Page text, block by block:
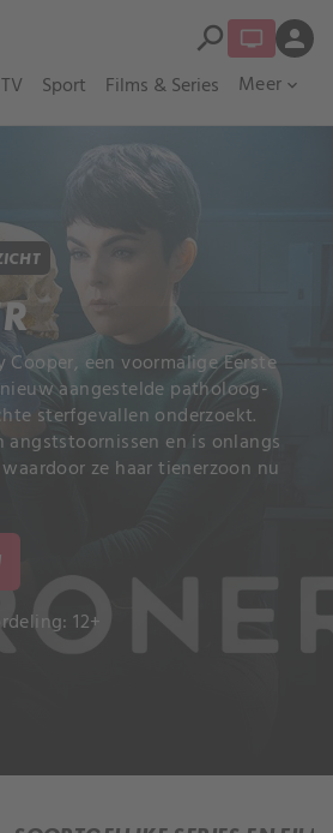
Sport Films & Series Meer expand_more
search person
Cooper, een voormalige Eerste
aangestelde patholoog-
sterfgevallen onderzoekt.
angststoornissen en is onlangs
ze haar tienerzoon nu
12+